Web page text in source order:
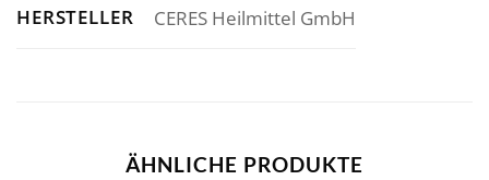
HERSTELLER CERES Heilmittel GmbH
ÄHNLICHE PRODUKTE